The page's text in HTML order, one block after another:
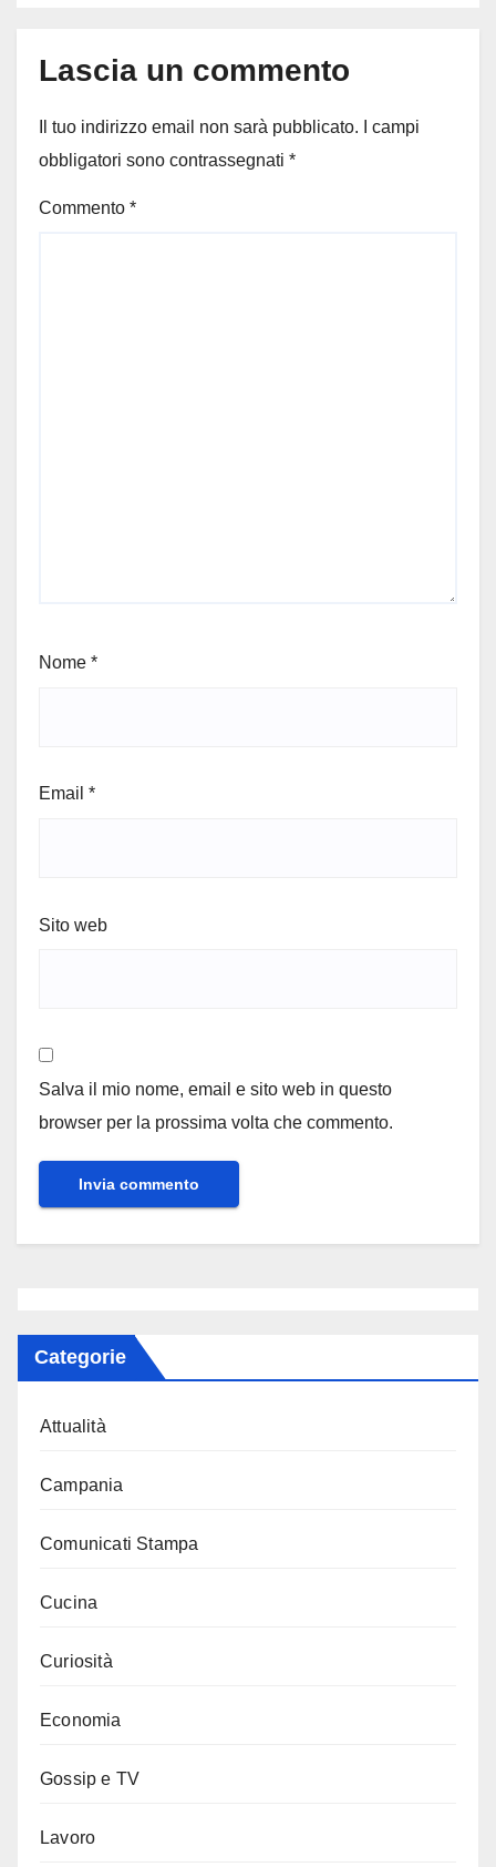
Lascia un commento
Il tuo indirizzo email non sarà pubblicato.
I campi
obbligatori sono contrassegnati *
Commento *
Nome *
Email *
Sito web
Salva il mio nome, email e sito web in questo
browser per la prossima volta che commento.
Categorie
Attualità
Campania
Comunicati Stampa
Cucina
Curiosità
Economia
Gossip e TV
Lavoro